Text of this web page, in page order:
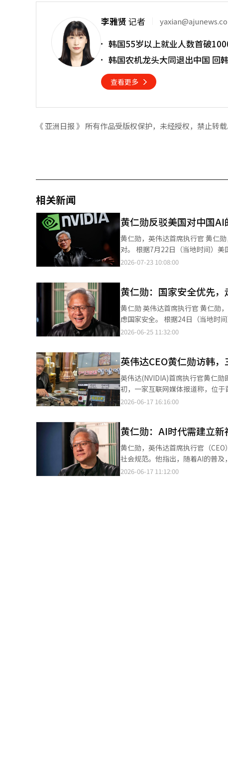
李雅贤 记者
韩国55岁以上就业人数首破
韩国农机龙头大同退出中国 回
查看更多
《 亚洲日报 》 所有作品受版权保护，未经授权，禁止转载
相关新闻
黄仁勋反驳美国对中国
黄仁勋，英伟达首席执行官 黄仁勋，英伟达首席执行官，近日对美国限制中国开源人工智能（AI）模型的举动表示反
对。 根据7月22日（当地时间）美国网络媒体Axios的报道，黄仁勋在前一天于德克萨斯州沃斯堡进行的采访中表
示，中国的AI模型“非常优秀”，并强调“应该利用
扩散可能威胁美国的技术优势。 黄仁勋指出，价格低廉的开源模型能够增加AI用户，从而扩大市场，他强调：“中国
不会将美国企业挤出市场，这种可能性为零。” 他的言论是在中国文氏AI最近发
的背景下发表的。Kimi K3以接近
K3发布后，关于廉价高效的AI模
股出现抛售。 对此，黄仁勋表示：“市场最初对深度学习的影响理解错误，这次华尔街也误解了Kimi的影响。”他
担忧，黄仁勋称这是“错误的认知
间“沙盒”中运行，从而控制访问权限。 他还强调，开源模型能够让外部研究人员发现漏洞并制定
全也有帮助。黄仁勋表示：“如果
加脆弱。” 他提到，Anthropic限制访问的网络安全AI模型“Claude Mythos”时表示：“即使不提供Mythos，其
他开源模型已经可以使用。”他认为
期存在，我们将继续使用AI。” 黄仁勋的采访是在美国财政部长斯科特·贝森特表示正在调查中国AI模型是否侵犯美
国知识产权的几小时后发布的。 贝森特在接受福克斯商业采访时表示：“如果确认海外模型窃取了美国企业的技术，
将会采取制裁措施。”他提到在中国模型中发现了
习、从其他知识源学习是智能的
人工智能（AI）系统翻译与编辑。
2026-07-23 10:08:00
黄仁勋：国家安全优先
黄仁勋 英伟达首席执行官 黄仁勋，英伟达首席执行官，明确表示在美国国家安全与商业机会发生冲突时，将优先考
虑国家安全。 根据24日（当地时间）CNBC的报道，黄仁勋在英伟达年度股东大会后的问答环节中表示：“国家安全
是首要任务”，并重申将优先考虑美国利益。 黄仁勋指出，即使有企业试图将英伟达芯片
并称“试图用走私的部分产品组建数据中心是死胡同”。 此番言论是
家安全问题并加强管控的背景下
也推出了符合美国政府标准的中国专用产品。 不过，美国政府去年已批准英伟达的
美国企业也在使用的产品。黄仁
否会允许进口英伟达产品仍不确定。 在英伟达2026财年的收入中，包括香港在内的中国市场占比约为9%，这一比例
解释称，当人工智能能够生成有用
力。 他提到，今年GitHub的拉取请求因人工智能的影响几乎增长了三倍，并强调：“英伟达系统的购买成本可能不
是最低的，但它能产生最低的代币成本、最高的
示，英伟达计划在未来几年内通
过960亿美元（约148万亿韩元）
2026-06-25 11:32:00
英伟达CEO黄仁勋访韩
英伟达(NVIDIA)首席执行官黄仁
初，一家互联网媒体报道称，位
地点被更改为弘大附近的另一家肉
在一起的活动，安全和路线管理
以及与会者的路线调整等因素可
关注度太高才更换地点？”、“
论在哪里，最终都会成为圣地。”
(AI)半导体、数据中心及下一代计
2026-06-17 16:16:00
黄仁勋：AI时代需建立
黄仁勋，英伟达首席执行官（CEO） 黄仁勋，英伟达首席执行官（CEO），强调在人工智能（AI）时代需要建立新的
社会规范。他指出，随着AI的普
化。 黄CEO在16日接受美联社采访时表示：“我们需要创造新的社会规范，鼓励每个人使用AI，亲自体验。” 他将
2026-06-17 11:12:00